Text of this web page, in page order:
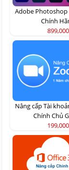
Adobe Photoshop
Chính
899,000
Nâng cấp Tài
Chính Chủ
199,000